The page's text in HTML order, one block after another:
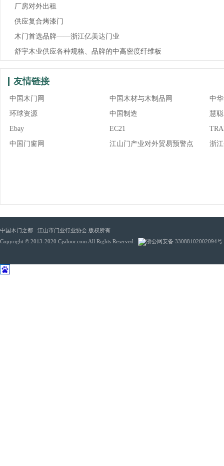
厂房对外出租
供应复合烤漆门
木门首选品牌——浙江亿美达门业
舒宇木业供应各种规格、品牌的中高密度纤维板
友情链接
中国木门网 中国木材与木制品网
中
环球资源
中国制造
慧
Ebay
EC21
中国门窗网
江山门产业对外贸易预警点 浙
中国木门之都 江山市门业行业协会 版权所有
Copyright © 2013-2020 Cjsdoor.com All Rights Reserved.
浙公网安备 33088102002094号